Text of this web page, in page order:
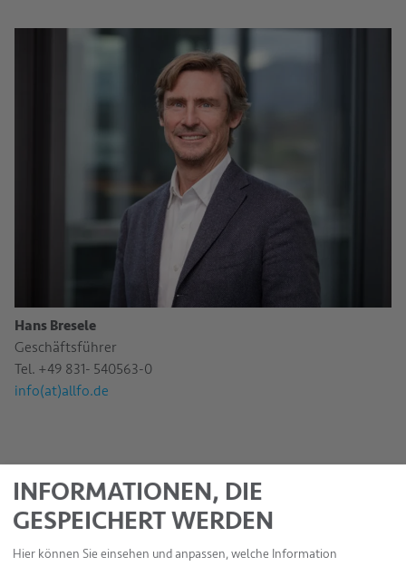
Hans Bresele
Geschäftsführer
Tel. +49 831- 540563-0
info(at)allfo.de
INFORMATIONEN, DIE
GESPEICHERT WERDEN
Hier können Sie einsehen und anpassen, welche Information